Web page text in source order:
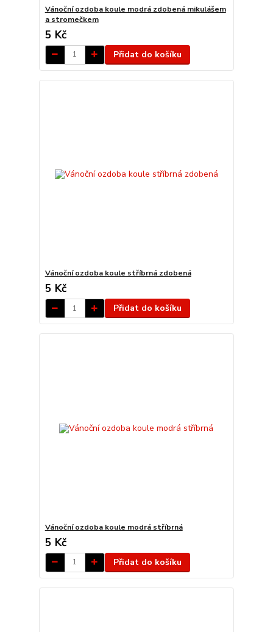
Vánoční ozdoba koule modrá zdobená mikulášem
a stromečkem
5 Kč
Přidat do košíku
Vánoční ozdoba koule stříbrná zdobená
5 Kč
Přidat do košíku
Vánoční ozdoba koule modrá stříbrná
5 Kč
Přidat do košíku